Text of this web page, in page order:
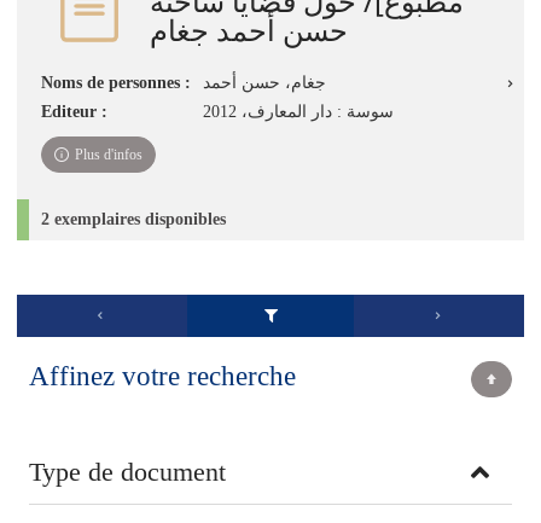
حسن أحمد جغام
Noms de personnes :
جغام، حسن أحمد
Editeur :
سوسة : دار المعارف، 2012
Plus d'infos
2 exemplaires disponibles
Affinez votre recherche
Type de document